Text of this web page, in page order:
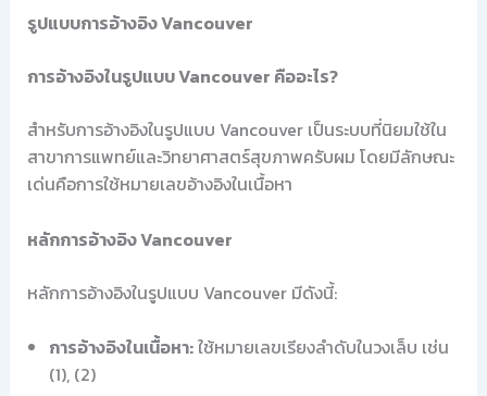
รูปแบบการอ้างอิง Vancouver
การอ้างอิงในรูปแบบ Vancouver คืออะไร?
สำหรับการอ้างอิงในรูปแบบ Vancouver เป็นระบบที่นิยมใช้ใน
สาขาการแพทย์และวิทยาศาสตร์สุขภาพครับผม โดยมีลักษณะ
เด่นคือการใช้หมายเลขอ้างอิงในเนื้อหา
หลักการอ้างอิง Vancouver
หลักการอ้างอิงในรูปแบบ Vancouver มีดังนี้:
การอ้างอิงในเนื้อหา:ใช้หมายเลขเรียงลำดับในวงเล็บ เช่น
(1), (2)